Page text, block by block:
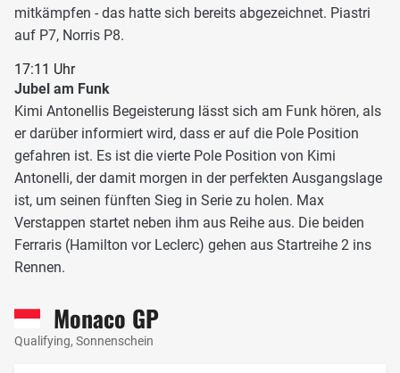
mitkämpfen - das hatte sich bereits abgezeichnet. Piastri
auf P7, Norris P8.
17:11 Uhr
Jubel am Funk
Kimi Antonellis Begeisterung lässt sich am Funk hören, als
er darüber informiert wird, dass er auf die Pole Position
gefahren ist. Es ist die vierte Pole Position von Kimi
Antonelli, der damit morgen in der perfekten Ausgangslage
ist, um seinen fünften Sieg in Serie zu holen. Max
Verstappen startet neben ihm aus Reihe aus. Die beiden
Ferraris (Hamilton vor Leclerc) gehen aus Startreihe 2 ins
Rennen.
Monaco GP
Qualifying, Sonnenschein